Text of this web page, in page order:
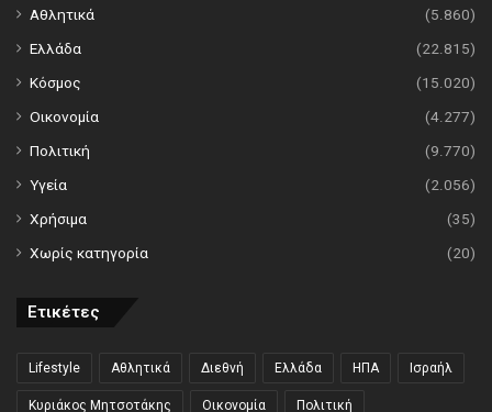
Αθλητικά
(5.860)
Ελλάδα
(22.815)
Κόσμος
(15.020)
Οικονομία
(4.277)
Πολιτική
(9.770)
Υγεία
(2.056)
Χρήσιμα
(35)
Χωρίς κατηγορία
(20)
Ετικέτες
Lifestyle Αθλητικά Διεθνή Ελλάδα ΗΠΑ Ισραήλ
Κυριάκος Μητσοτάκης Οικονομία Πολιτική